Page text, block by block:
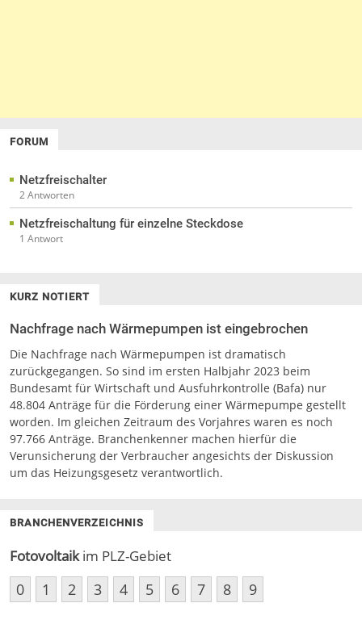
FORUM
Netzfreischalter
2 Antworten
Netzfreischaltung für einzelne Steckdose
1 Antwort
KURZ NOTIERT
Nachfrage nach Wärmepumpen ist eingebrochen
Die Nachfrage nach Wärmepumpen ist dramatisch
zurückgegangen. So sind im ersten Halbjahr 2023 beim
Bundesamt für Wirtschaft und Ausfuhrkontrolle (Bafa) nur
48.804 Anträge für die Förderung einer Wärmepumpe gestellt
worden. Im gleichen Zeitraum des Vorjahres waren es noch
97.766 Anträge. Branchenkenner machen hierfür die
Verunsicherung der Verbraucher angesichts der Diskussion
um das Heizungsgesetz verantwortlich.
BRANCHENVERZEICHNIS
Fotovoltaikim PLZ-Gebiet
0 1 2 3 4 5 6 7 8 9